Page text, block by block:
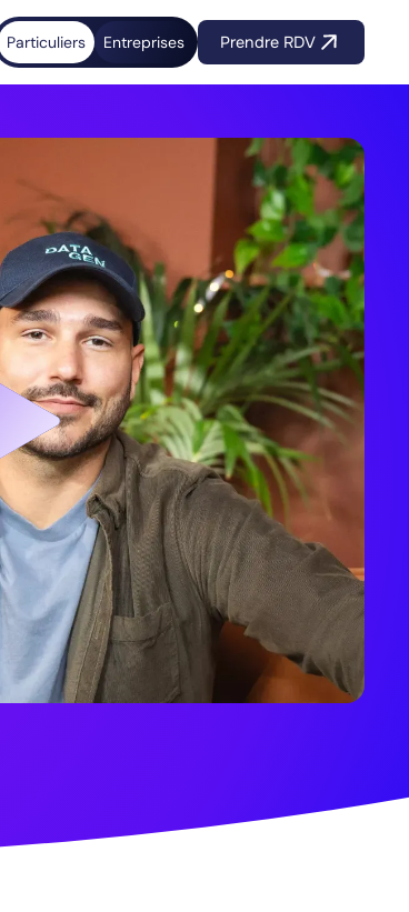
Particuliers Entreprises Prendre RDV